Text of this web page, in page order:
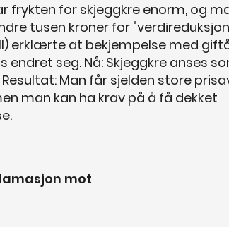
frykten for skjeggkre enorm, og
tusen kroner for
erklærte at bekjempelse med
seg. Nå: Skjeggkre anses
Man får sjelden store
man kan ha krav på å få dekket
mot